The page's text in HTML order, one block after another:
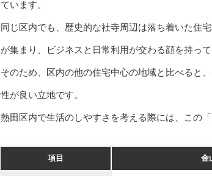
ています。
同じ区内でも、歴史的な社寺周辺は落ち着いた住
が集まり、ビジネスと日常利用が交わる顔を持って
そのため、区内の他の住宅中心の地域と比べると
性が良い立地です。
熱田区内で生活のしやすさを考える際には、この
項目 金